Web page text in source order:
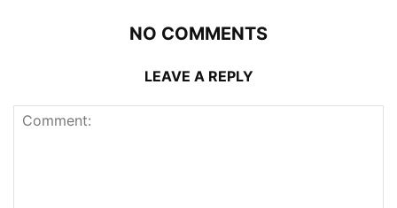
NO COMMENTS
LEAVE A REPLY